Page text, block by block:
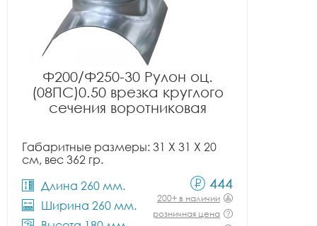
Ф200/Ф250-30 Рулон оц.
(08ПС)0.50 врезка круглого
сечения воротниковая
Габаритные размеры: 31 X 31 X 20
см, вес 362 гр.
Длина 260 мм.
Ширина 260 мм.
444
200+ в наличии
розничная цена